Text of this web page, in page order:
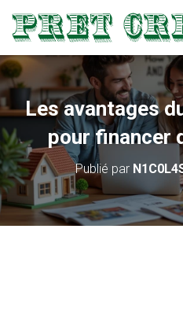
Les avantages
pour financer
Publié par